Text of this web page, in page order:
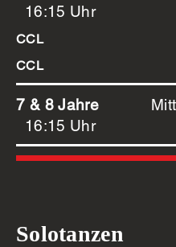
16:15 Uhr
CCL
CCL
7 & 8 Jahre
16:15 Uhr
Solotanzen